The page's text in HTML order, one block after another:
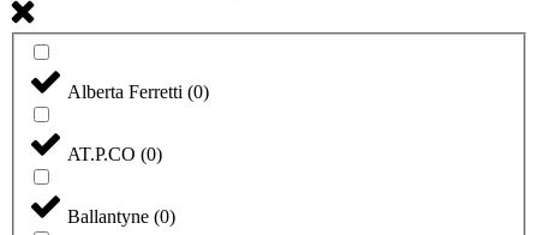
Alberta Ferretti (0)
AT.P.CO (0)
Ballantyne (0)